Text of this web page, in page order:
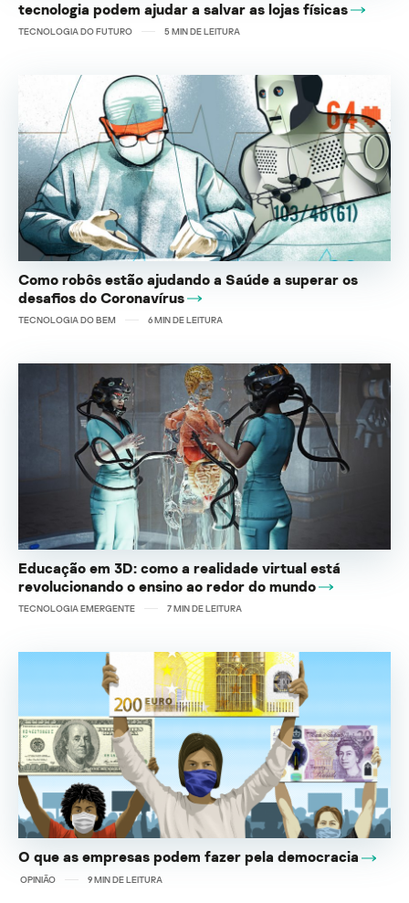
tecnologia podem ajudar a salvar as lojas físicas
TECNOLOGIA DO FUTURO 5MIN DE LEITURA
Como robôs estão ajudando a Saúde a superar os
desafios do Coronavírus
TECNOLOGIA DO BEM 6MIN DE LEITURA
Educação em 3D: como a realidade virtual está
revolucionando o ensino ao redor do mundo
TECNOLOGIA EMERGENTE 7MIN DE LEITURA
O que as empresas podem fazer pela democracia
OPINIÃO 9MIN DE LEITURA